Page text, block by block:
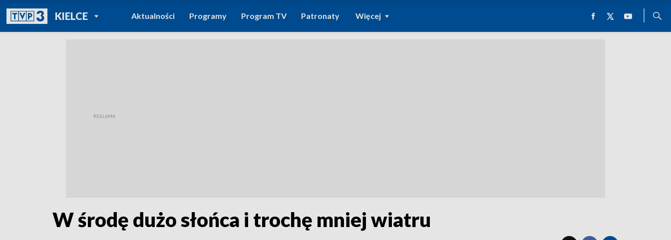
KIELCEPOWRÓT DO
TVP REGIONY
Aktualności Programy Program TV Patronaty Więcej
W środę dużo słońca i trochę mniej wiatru